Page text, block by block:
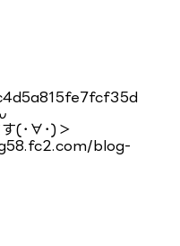
す(･∀･)＞
blog-